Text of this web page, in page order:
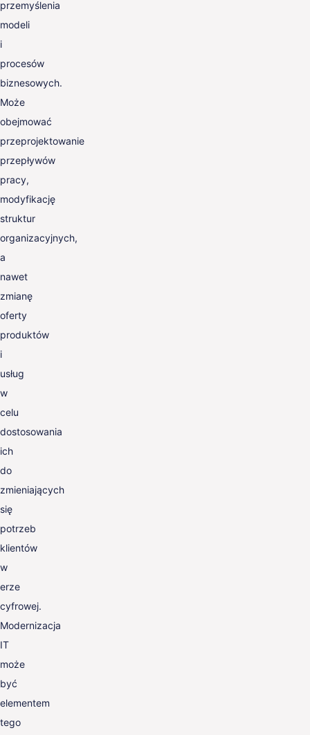
przemyślenia
modeli
i
procesów
biznesowych.
Może
obejmować
przeprojektowanie
przepływów
pracy,
modyfikację
struktur
organizacyjnych,
a
nawet
zmianę
oferty
produktów
i
usług
w
celu
dostosowania
ich
do
zmieniających
się
potrzeb
klientów
w
erze
cyfrowej.
Modernizacja
IT
może
być
elementem
tego